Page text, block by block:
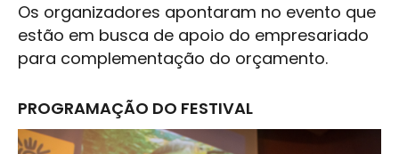
Os organizadores apontaram no evento que
estão em busca de apoio do empresariado
para complementação do orçamento.
PROGRAMAÇÃO DO FESTIVAL